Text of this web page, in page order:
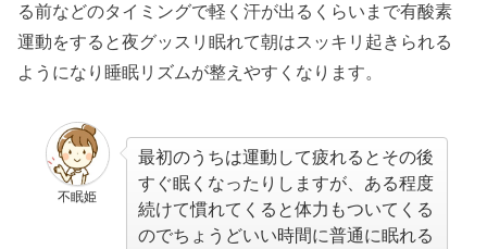
る前などのタイミングで軽く汗が出るくらいまで有酸素
運動をすると夜グッスリ眠れて朝はスッキリ起きられる
ようになり睡眠リズムが整えやすくなります。
不眠姫
最初のうちは運動して疲れるとその後
すぐ眠くなったりしますが、ある程度
続けて慣れてくると体力もついてくる
のでちょうどいい時間に普通に眠れる